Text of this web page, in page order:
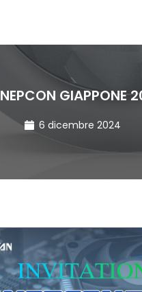
NEPCON GIAPPONE
6 dicembre 2024